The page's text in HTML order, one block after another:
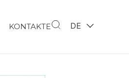
KONTAKTE DE